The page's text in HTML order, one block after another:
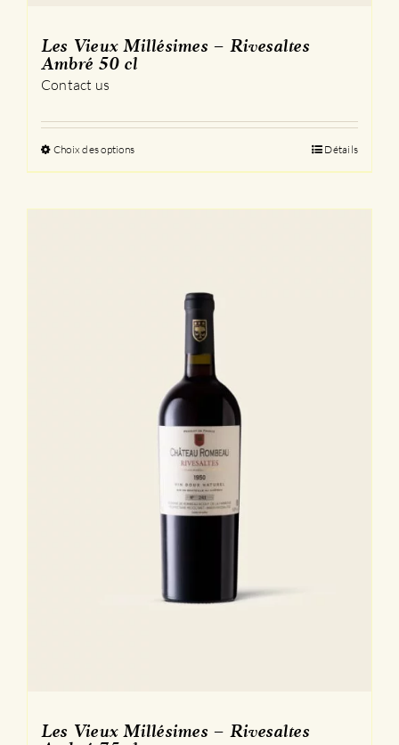
Les Vieux Millésimes – Rivesaltes
Ambré 50 cl
Contact us
Choix des optionsCe
produit
peuvent
choisies
page
produit
Détails
Les Vieux Millésimes – Rivesaltes